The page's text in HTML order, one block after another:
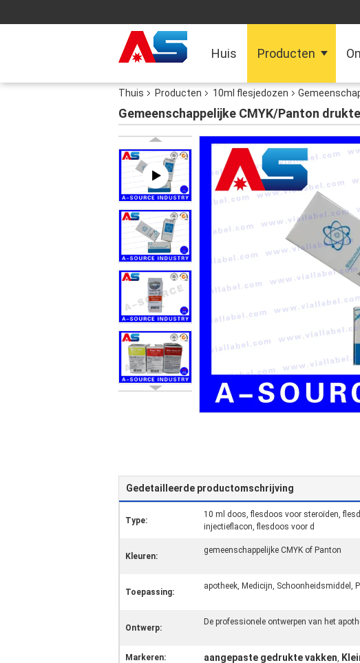
Huis Producten
Thuis Producten 10ml flesjedozen
Gemeenschappelijke CMYK/Panton
Gedetailleerde productomschrijving
Type:
10 ml doos, flesdoos voor steroïden,
injectieflacon, flesdoos voor d
Kleuren:
gemeenschappelijke CMYK of Panton
Toepassing:
apotheek, Medicijn, Schoonheidsmiddel,
Ontwerp:
De professionele ontwerpen van het
Markeren: aangepaste gedrukte vakken,